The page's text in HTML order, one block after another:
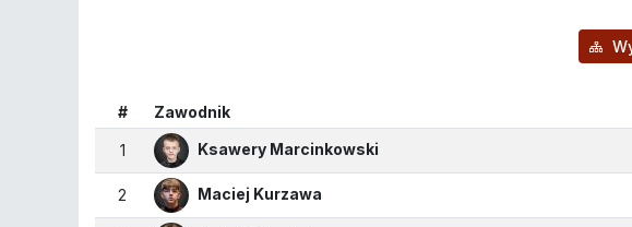
# Zawodnik
1 Ksawery Marcinkowski
2 Maciej Kurzawa